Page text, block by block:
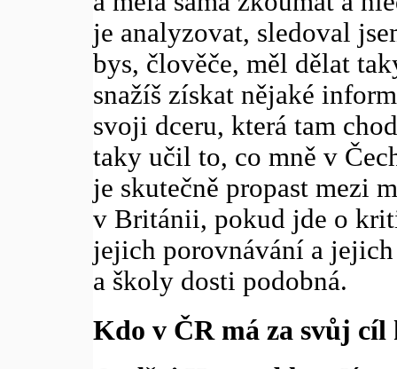
je analyzovat, sledoval
bys, člověče, měl dělat
snažíš získat nějaké
svoji dceru, která tam
taky učil to, co mně v
je skutečně propast mezi
v Británii, pokud jde o
jejich porovnávání a
a školy dosti podobná.
Kdo v ČR má za svůj